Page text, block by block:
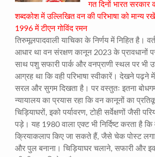
गत दिनों भारत सरकार
शब्दकोश में उल्लिखित वन की परिभाषा को मान्य
1996 में टीएन गोविंद रमन
तिरुमूलपादवाली याचिका के निर्णय में निहित है।
आधार था वन संरक्षण कानून 2023 के प्रावधानों
साथ पशु सफारी पार्क और वनप्राणी स्थल पर भी
आग्रह था कि वही परिभाषा स्वीकारें। देखने पढ़ने में
सरल और सुगम दिखता है। पर वस्तुतः इतना
न्यायालय का प्रयास रहा कि वन कानूनों का
चिड़ियाघरों, इको पर्यावरण, टोही सर्वेक्षणों जैसी
पड़े। यह 1980 वाला एक्ट भी निर्दिष्ट करता है
क्रियाकलाप किए जा सकते हैं, जैसे चेक पोस्ट
और पुल बनाना। चिड़ियाघर चलाने, सफारी और